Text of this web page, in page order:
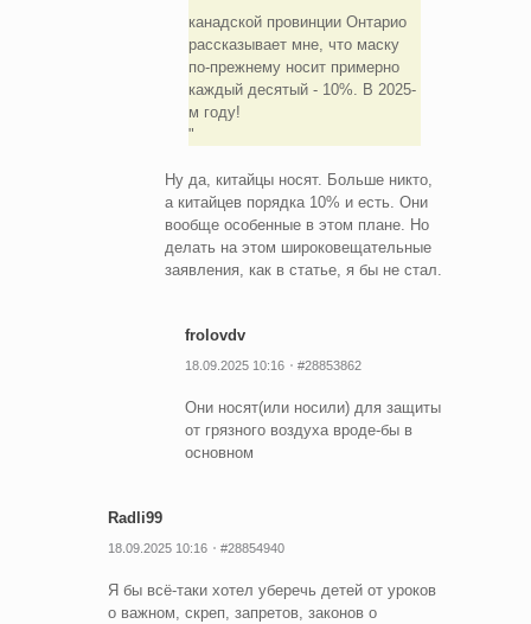
канадской провинции Онтарио
рассказывает мне, что маску
по-прежнему носит примерно
каждый десятый - 10%. В 2025-
м году!
Ну да, китайцы носят. Больше никто,
а китайцев порядка 10% и есть. Они
вообще особенные в этом плане. Но
делать на этом широковещательные
заявления, как в статье, я бы не стал.
frolovdv
18.09.2025 10:16 #28853862
Они носят(или носили) для защиты
от грязного воздуха вроде-бы в
основном
Radli99
18.09.2025 10:16 #28854940
Я бы всё-таки хотел уберечь детей от уроков
о важном, скреп, запретов, законов о